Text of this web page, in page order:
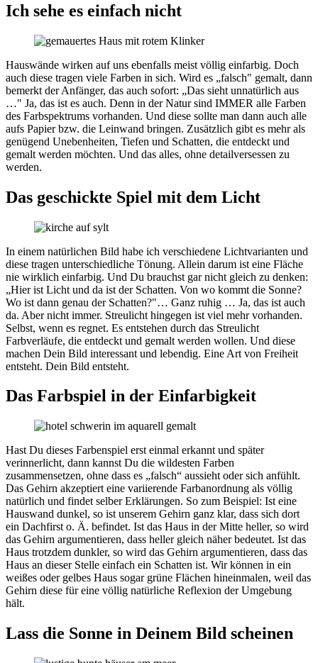
Ich sehe es einfach nicht
Hauswände wirken auf uns ebenfalls meist völlig einfarbig. Doch
auch diese tragen viele Farben in sich. Wird es „falsch" gemalt, dann
bemerkt der Anfänger, das auch sofort: „Das sieht unnatürlich aus
…" Ja, das ist es auch. Denn in der Natur sind IMMER alle Farben
des Farbspektrums vorhanden. Und diese sollte man dann auch alle
aufs Papier bzw. die Leinwand bringen. Zusätzlich gibt es mehr als
genügend Unebenheiten, Tiefen und Schatten, die entdeckt und
gemalt werden möchten. Und das alles, ohne detailversessen zu
werden.
Das geschickte Spiel mit dem Licht
In einem natürlichen Bild habe ich verschiedene Lichtvarianten und
diese tragen unterschiedliche Tönung. Allein darum ist eine Fläche
nie wirklich einfarbig. Und Du brauchst gar nicht gleich zu denken:
„Hier ist Licht und da ist der Schatten. Von wo kommt die Sonne?
Wo ist dann genau der Schatten?"… Ganz ruhig … Ja, das ist auch
da. Aber nicht immer. Streulicht hingegen ist viel mehr vorhanden.
Selbst, wenn es regnet. Es entstehen durch das Streulicht
Farbverläufe, die entdeckt und gemalt werden wollen. Und diese
machen Dein Bild interessant und lebendig. Eine Art von Freiheit
entsteht. Dein Bild entsteht.
Das Farbspiel in der Einfarbigkeit
Hast Du dieses Farbenspiel erst einmal erkannt und später
verinnerlicht, dann kannst Du die wildesten Farben
zusammensetzen, ohne dass es „falsch“ aussieht oder sich anfühlt.
Das Gehirn akzeptiert eine variierende Farbanordnung als völlig
natürlich und findet selber Erklärungen. So zum Beispiel: Ist eine
Hauswand dunkel, so ist unserem Gehirn ganz klar, dass sich dort
ein Dachfirst o. Ä. befindet. Ist das Haus in der Mitte heller, so wird
das Gehirn argumentieren, dass heller gleich näher bedeutet. Ist das
Haus trotzdem dunkler, so wird das Gehirn argumentieren, dass das
Haus an dieser Stelle einfach ein Schatten ist. Wir können in ein
weißes oder gelbes Haus sogar grüne Flächen hineinmalen, weil das
Gehirn diese für eine völlig natürliche Reflexion der Umgebung
hält.
Lass die Sonne in Deinem Bild scheinen